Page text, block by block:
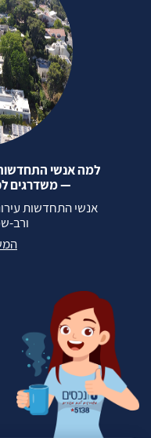
למה אנשי התחדשות
— משדרגים לכם
אנשי התחדשות